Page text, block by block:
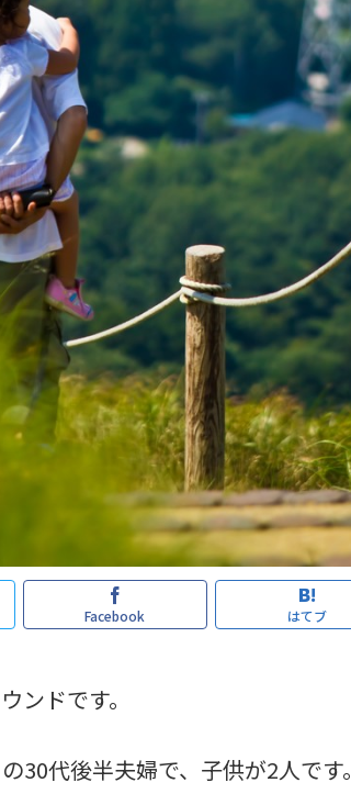
Facebook はてブ
ンドです。
30代後半夫婦で、子供が2人です。